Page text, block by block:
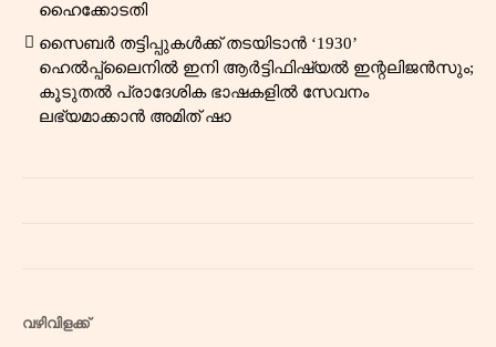
ഹൈക്കോടതി
സൈബർ തട്ടിപ്പുകൾക്ക് തടയിടാൻ ‘1930’
ഹെൽപ്പ്‌ലൈനിൽ ഇനി ആർട്ടിഫിഷ്യൽ ഇന്റലിജൻസും;
കൂടുതൽ പ്രാദേശിക ഭാഷകളിൽ സേവനം
ലഭ്യമാക്കാൻ അമിത് ഷാ
വഴിവിളക്ക്